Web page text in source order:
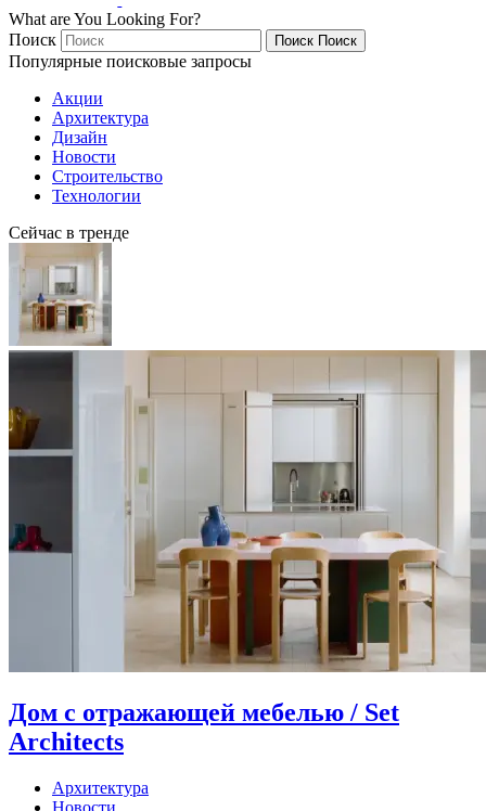
What are You Looking For?
Поиск
Поиск Поиск
Популярные поисковые запросы
Акции
Архитектура
Дизайн
Новости
Строительство
Технологии
Сейчас в тренде
Дом с отражающей мебелью / Set
Architects
Архитектура
Новости